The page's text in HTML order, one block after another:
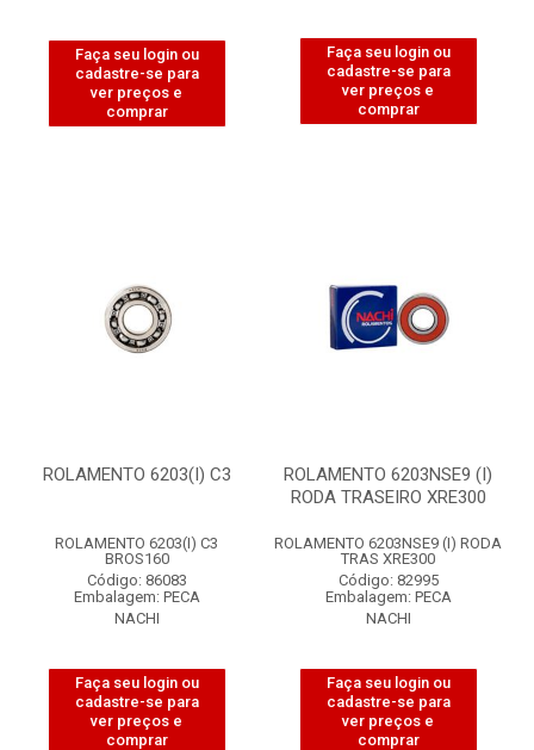
Faça seu login ou
cadastre-se para
ver preços e
comprar
Faça seu login ou
cadastre-se para
ver preços e
comprar
ROLAMENTO 6203(I) C3
ROLAMENTO 6203(I) C3
BROS160
Código: 86083
Embalagem: PECA
NACHI
Faça seu login ou
cadastre-se para
ver preços e
comprar
ROLAMENTO 6203NSE9 (I)
RODA TRASEIRO XRE300
ROLAMENTO 6203NSE9 (I) RODA
TRAS XRE300
Código: 82995
Embalagem: PECA
NACHI
Faça seu login ou
cadastre-se para
ver preços e
comprar